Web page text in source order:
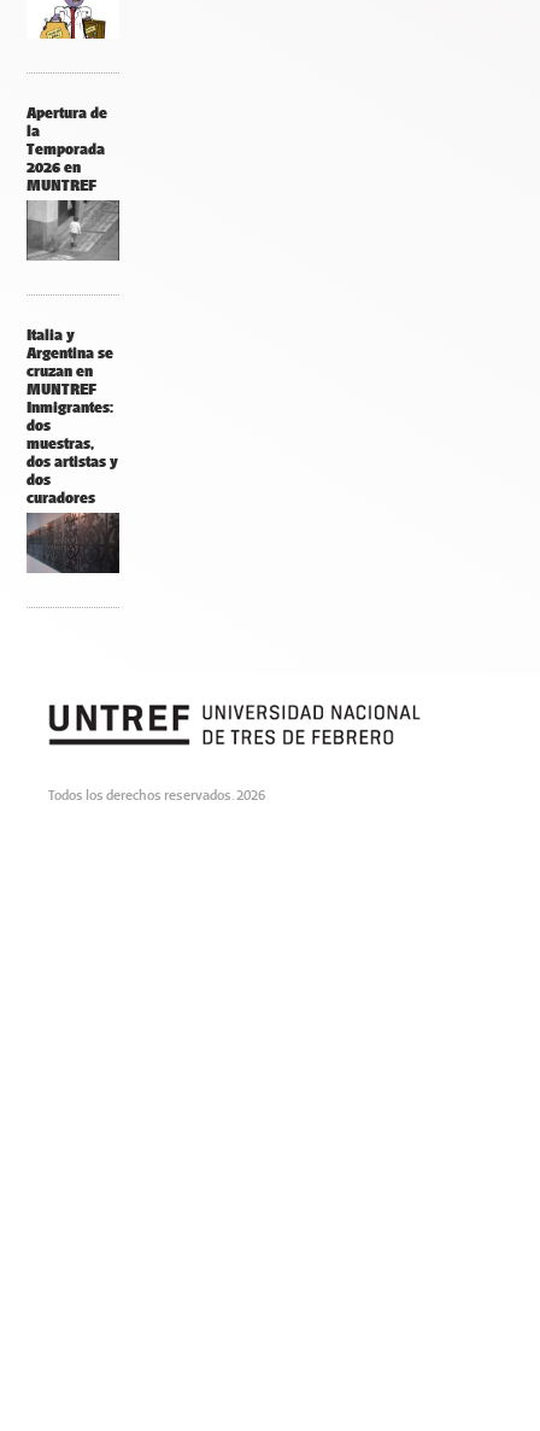
Apertura de
la
Temporada
2026 en
MUNTREF
Italia y
Argentina se
cruzan en
MUNTREF
Inmigrantes:
dos
muestras,
dos artistas y
dos
curadores
Todos los derechos reservados. 2026